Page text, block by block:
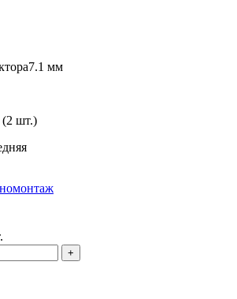
7.1 мм
шт.)
+